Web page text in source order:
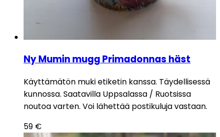
Ny Mumin mugg Primadonnas häst
Käyttämätön muki etiketin kanssa. Täydellisessä
kunnossa. Saatavilla Uppsalassa / Ruotsissa
noutoa varten. Voi lähettää postikuluja vastaan.
59 €